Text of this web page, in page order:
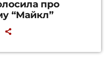
про
“Майкл”